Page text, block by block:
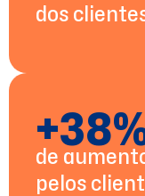
dos
de
pelos